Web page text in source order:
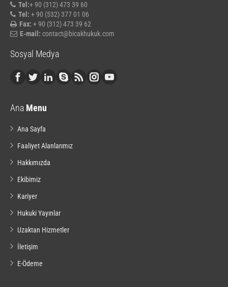
Tel:+ 90 (312) 473 39 60
Tel: + 90 (532) 377 01 06
Fax: + 90 (312) 473 39 62
E-mail: contact@bicakhukuk.com
Sosyal Medya
Ana Menu
Ana Sayfa
Faaliyet Alanlarımız
Hakkımızda
Ekibimiz
Kariyer
Hukuki Yayınlar
Uzaktan Hizmetler
İletişim
E-Ödeme